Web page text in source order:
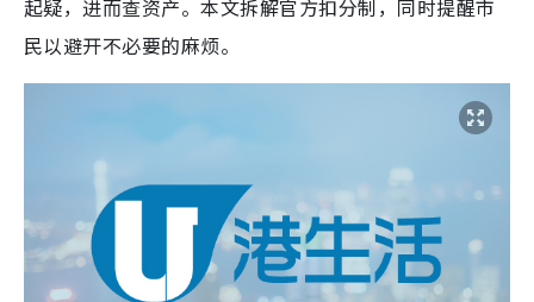
起疑，进而查资产。本文拆解官方扣分制，同时提醒市
民以避开不必要的麻烦。